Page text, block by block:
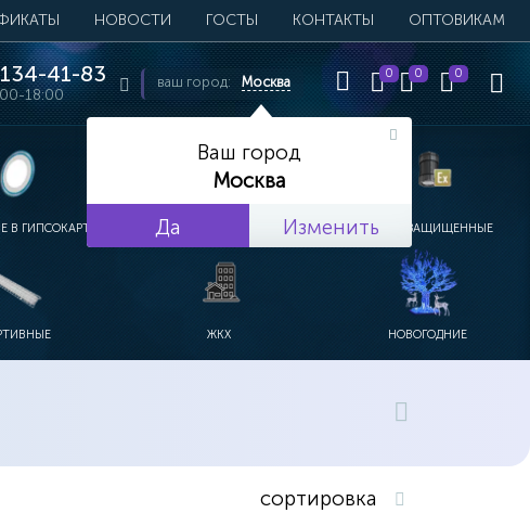
НОВОСТИ ГОСТЫ КОНТАКТЫ ОПТОВИКАМ
ваш город: Москва
Ваш город
Москва
Да
Изменить
41-83
18:00
0 0 0
В ГИПСОКАРТОН ВЗРЫВОЗАЩИЩЕННЫЕ
ЖКХ НОВОГОДНИЕ
сортировка